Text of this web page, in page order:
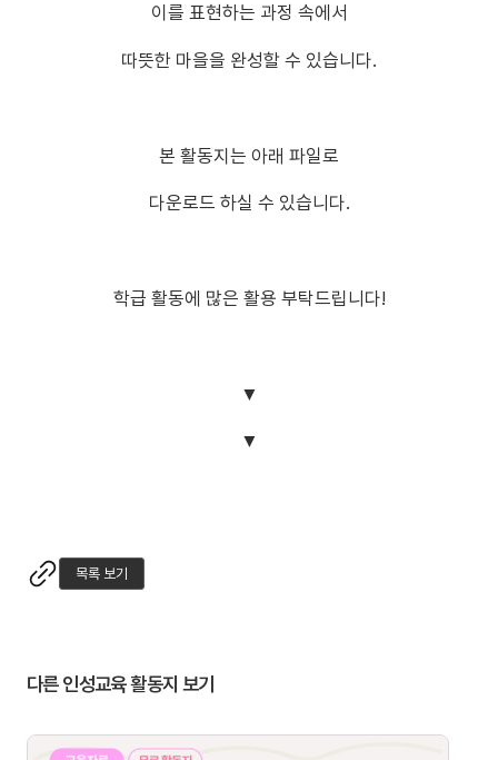
이를 표현하는 과정 속에서
따뜻한 마을을 완성할 수 있습니다.
본 활동지는 아래 파일로
다운로드 하실 수 있습니다.
학급 활동에 많은 활용 부탁드립니다!
▼
▼
목록 보기
다른 인성교육 활동지 보기